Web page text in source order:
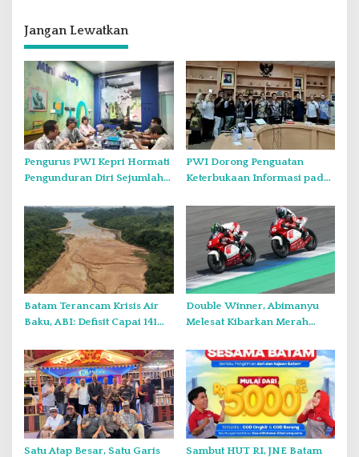
s
i
p
o
s
Jangan Lewatkan
Pengurus PWI Kepri Hormati
Pengunduran Diri Sejumlah
Administrasi dengan PWI
Pusat
PWI Dorong Penguatan
Keterbukaan Informasi pada
Diskominfo Kepri
Batam Terancam Krisis Air
Baku, ABI: Defisit Capai 141
Double Winner, Abimanyu
Melesat Kibarkan Merah
Satu Atap Besar, Satu Garis
Sambut HUT RI, JNE Batam